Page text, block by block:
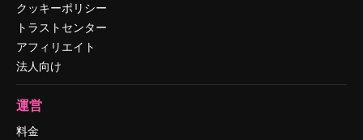
クッキーポリシー
トラストセンター
アフィリエイト
法人向け
運営
料金